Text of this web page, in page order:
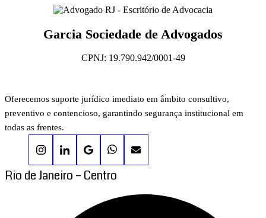
Garcia Sociedade de Advogados
CPNJ: 19.790.942/0001-49
Oferecemos suporte jurídico imediato em âmbito consultivo,
preventivo e contencioso, garantindo segurança institucional em
todas as frentes.
Rio de Janeiro – Centro